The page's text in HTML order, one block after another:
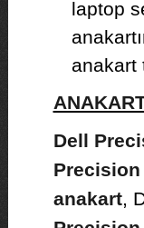
laptop
anakart
Dell
Precision
anakart,